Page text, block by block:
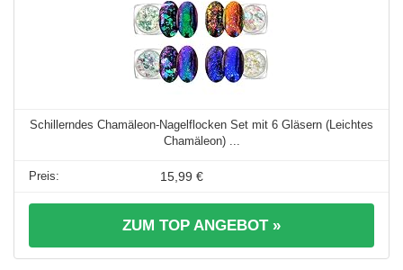
Schillerndes Chamäleon-Nagelflocken Set mit 6 Gläsern (Leichtes
Chamäleon) ...
15,99 €
ZUM TOP ANGEBOT »